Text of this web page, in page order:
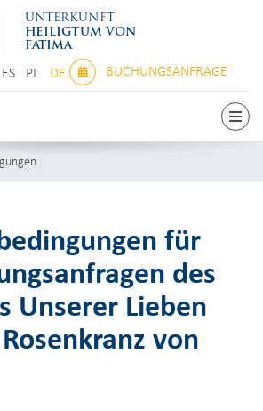
UNTERKUNFT
HEILIGTUM VON
FATIMA
ESESPL PLDE DE BUCHUNGSANFRAGE
für
des
Unserer Lieben
von